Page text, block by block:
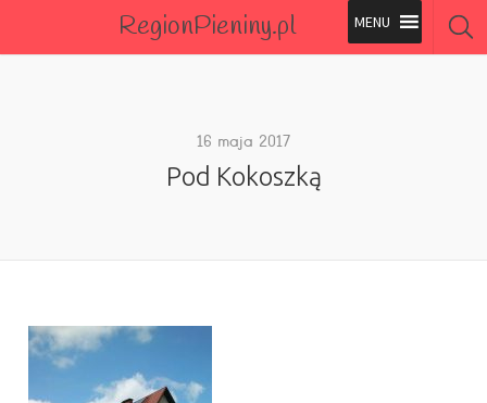
RegionPieniny.pl
Wszystkie Obiekty
16 maja 2017
Pod Kokoszką